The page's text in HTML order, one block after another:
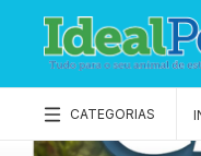
CATEGORIAS